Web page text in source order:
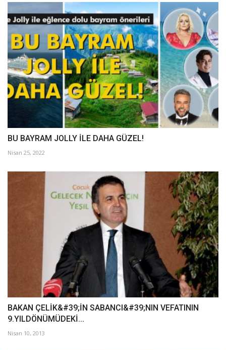
BU BAYRAM JOLLY İLE DAHA GÜZEL!
Nisan 25, 2022
BAKAN ÇELİK&#39;İN SABANCI&#39;NIN VEFATININ
9.YILDÖNÜMÜDEKİ...
Nisan 10, 2013